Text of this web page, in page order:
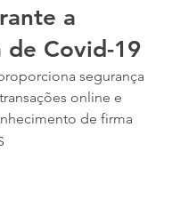
a
de Covid-19
segurança
online e
de firma